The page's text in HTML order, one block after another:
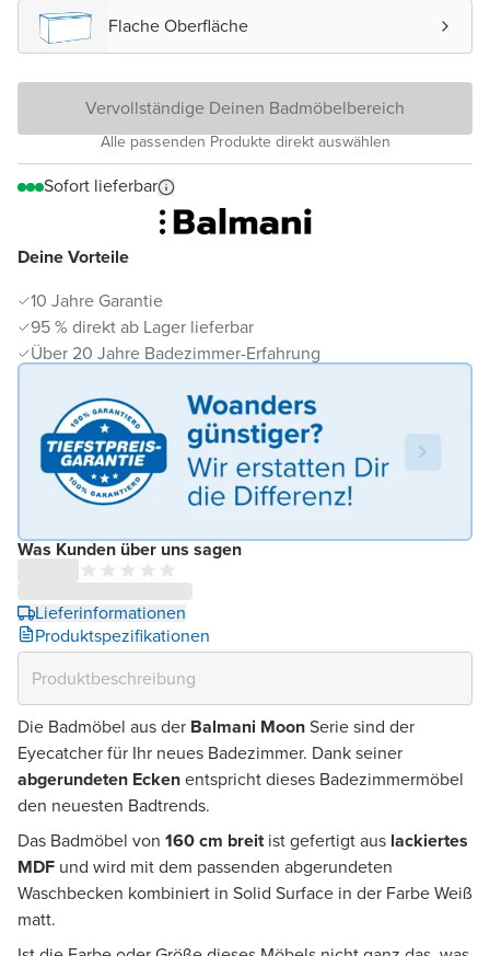
Deine Vorteile
10 Jahre Garantie
95 % direkt ab Lager lieferbar
Über 20 Jahre Badezimmer-Erfahrung
Was Kunden über uns sagen
Lieferinformationen
Produktspezifikationen
Flache Oberfläche
Vervollständige Deinen Badmöbelbereich
Alle passenden Produkte direkt auswählen
Sofort lieferbar
Die Badmöbel aus der Balmani MoonSerie sind der
Eyecatcher für Ihr neues Badezimmer. Dank seiner
abgerundeten Eckenentspricht dieses Badezimmermöbel
den neuesten Badtrends.
Das Badmöbel von 160 cm breitist gefertigt aus lackiertes
MDF und wird mit dem passenden abgerundeten
Waschbecken kombiniert in Solid Surface in der Farbe Weiß
matt.